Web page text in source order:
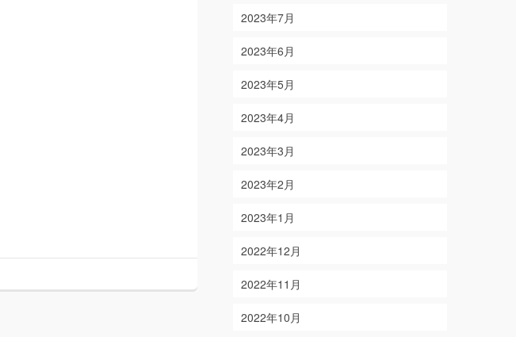
2023年7月
2023年6月
2023年5月
2023年4月
2023年3月
2023年2月
2023年1月
2022年12月
2022年11月
2022年10月